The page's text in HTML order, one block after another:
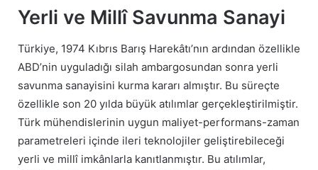
Yerli ve Millî Savunma Sanayi
Türkiye, 1974 Kıbrıs Barış Harekâtı’nın ardından özellikle
ABD’nin uyguladığı silah ambargosundan sonra yerli
savunma sanayisini kurma kararı almıştır. Bu süreçte
özellikle son 20 yılda büyük atılımlar gerçekleştirilmiştir.
Türk mühendislerinin uygun maliyet-performans-zaman
parametreleri içinde ileri teknolojiler geliştirebileceği
yerli ve millî imkânlarla kanıtlanmıştır. Bu atılımlar,